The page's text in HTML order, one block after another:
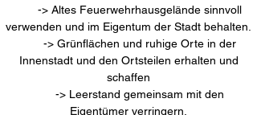
-> Altes Feuerwehrhausgelände sinnvoll
verwenden und im Eigentum der Stadt behalten.
​ -> Grünflächen und ruhige Orte in der
Innenstadt und den Ortsteilen erhalten und
schaffen
-> Leerstand gemeinsam mit den
Eigentümer verringern.